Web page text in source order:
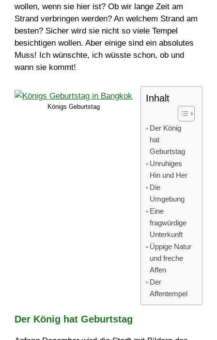
wollen, wenn sie hier ist? Ob wir lange Zeit am
Strand verbringen werden? An welchem Strand am
besten? Sicher wird sie nicht so viele Tempel
besichtigen wollen. Aber einige sind ein absolutes
Muss! Ich wünschte, ich wüsste schon, ob und
wann sie kommt!
Königs Geburtstag
Inhalt
Der König
hat
Geburtstag
Unruhiges
Hin und Her
Die
Umgebung
Eine
fragwürdige
Unterkunft
Üppige Natur
und freche
Affen
Der
Affentempel
Der König hat Geburtstag